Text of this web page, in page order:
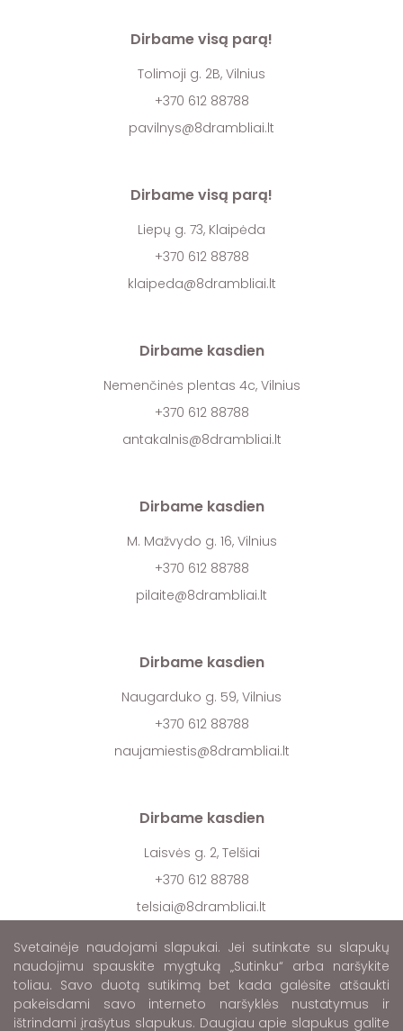
Dirbame visą parą!
Tolimoji g. 2B, Vilnius
+370 612 88788
pavilnys@8drambliai.lt
Dirbame visą parą!
Liepų g. 73, Klaipėda
+370 612 88788
klaipeda@8drambliai.lt
Dirbame kasdien
Nemenčinės plentas 4c, Vilnius
+370 612 88788
antakalnis@8drambliai.lt
Dirbame kasdien
M. Mažvydo g. 16, Vilnius
+370 612 88788
pilaite@8drambliai.lt
Dirbame kasdien
Naugarduko g. 59, Vilnius
+370 612 88788
naujamiestis@8drambliai.lt
Dirbame kasdien
Laisvės g. 2, Telšiai
+370 612 88788
telsiai@8drambliai.lt
Svetainėje naudojami slapukai. Jei sutinkate su slapukų
naudojimu spauskite mygtuką „Sutinku“ arba naršykite
toliau. Savo duotą sutikimą bet kada galėsite atšaukti
pakeisdami savo interneto naršyklės nustatymus ir
ištrindami įrašytus slapukus. Daugiau apie slapukus galite